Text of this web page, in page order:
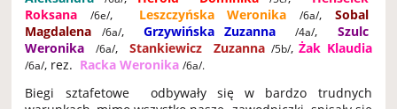
Roksana/6e/, Leszczyńska Weronika /6a/, Sobal
Magdalena
/6a/, Grzywińska Zuzanna /4a/, Szulc
Weronika
/6a/,Stankiewicz Zuzanna /5b/,Żak Klaudia
/6a/, rez. Racka Weronika /6a/.
Biegi sztafetowe odbywały się w bardzo trudnych